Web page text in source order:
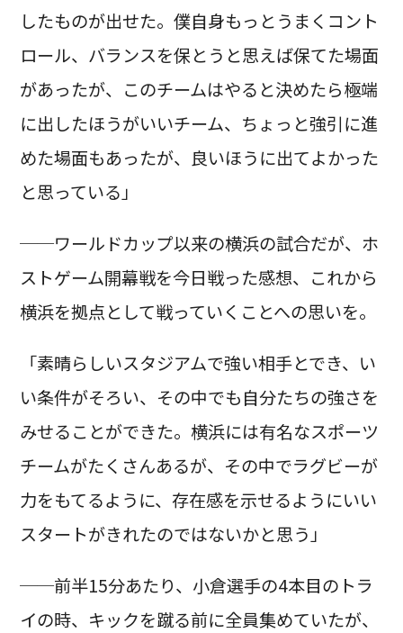
したものが出せた。僕自身もっとうまくコント
ロール、バランスを保とうと思えば保てた場面
があったが、このチームはやると決めたら極端
に出したほうがいいチーム、ちょっと強引に進
めた場面もあったが、良いほうに出てよかった
と思っている」
──ワールドカップ以来の横浜の試合だが、ホ
ストゲーム開幕戦を今日戦った感想、これから
横浜を拠点として戦っていくことへの思いを。
「素晴らしいスタジアムで強い相手とでき、い
い条件がそろい、その中でも自分たちの強さを
みせることができた。横浜には有名なスポーツ
チームがたくさんあるが、その中でラグビーが
力をもてるように、存在感を示せるようにいい
スタートがきれたのではないかと思う」
──前半15分あたり、小倉選手の4本目のトラ
イの時、キックを蹴る前に全員集めていたが、